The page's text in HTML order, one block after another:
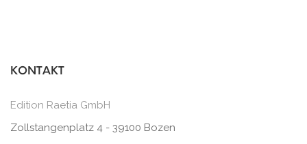
KONTAKT
Edition Raetia GmbH
Zollstangenplatz 4 - 39100 Bozen